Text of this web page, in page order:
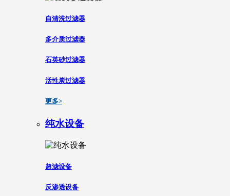
自清洗过滤器
多介质过滤器
石英砂过滤器
活性炭过滤器
更多>
纯水设备
超滤设备
反渗透设备